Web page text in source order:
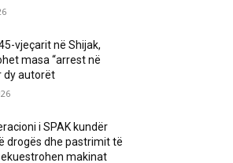
vjeçarit në Shijak,
masa “arrest në
dy autorët
i SPAK kundër
drogës dhe pastrimit të
makinat